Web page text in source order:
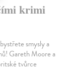
krimi
smysly a
Gareth Moore a
tvůrce